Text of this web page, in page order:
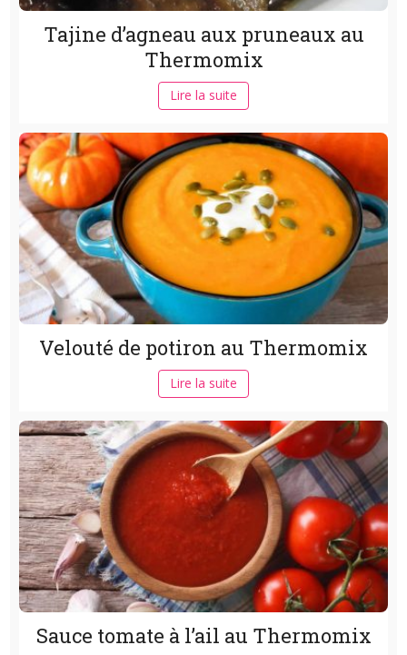
Tajine d’agneau aux pruneaux au
Thermomix
Lire la suite
Velouté de potiron au Thermomix
Lire la suite
Sauce tomate à l’ail au Thermomix